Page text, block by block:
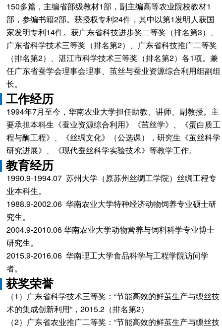
150多篇，主编省部级教材1部，副主编高等农业院校教材1
部，参编书籍2部。获授权专利24件，其中以第1发明人获国
家发明专利14件。获广东省科技进步奖二等奖（排名第3）、
广东省科学技术三等奖（排名第2）、广东省科技推广二等奖
（排名第2）、湛江市科学技术三等奖（排名第2）各1项。兼
任广东省蚕学会理事会理事、茧丝与蚕业资源综合利用组副组
长。
工作经历
1994年7月至今，华南农业大学担任助教、讲师、副教授。主
要承担本科生《蚕业资源综合利用》《茧丝学》、《蛋白质工
程与酶工程》、《丝绸文化》（公选课），研究生《茧丝科学
研究进展》、《现代蚕丝科学实验技术》等教学工作。
教育经历
1990.9-1994.07 苏州大学（原苏州丝绸工学院）丝绸工程专
业本科生。
1988.9-2002.06 华南农业大学特种经济动物饲养专业硕士研
究生。
2004.9-2010.06 华南农业大学动物营养与饲料科学专业博士
研究生。
2015.9-2016.06 华南理工大学食品科学与工程学院访问学
者。
获奖荣誉
（1）广东省科学技术三等奖：“节能高效的鲜茧生产与缫丝技
术的集成创新利用”，2015.2（排名第2）
（2）广东省农业推广二等奖：“节能高效的鲜茧生产与缫丝技